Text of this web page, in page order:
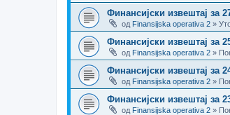
Финансијски извештај за
од Finansijska operativa 2 »
Финансијски извештај за
од Finansijska operativa 2 »
Финансијски извештај за
од Finansijska operativa 2 »
Финансијски извештај за
од Finansijska operativa 2 »